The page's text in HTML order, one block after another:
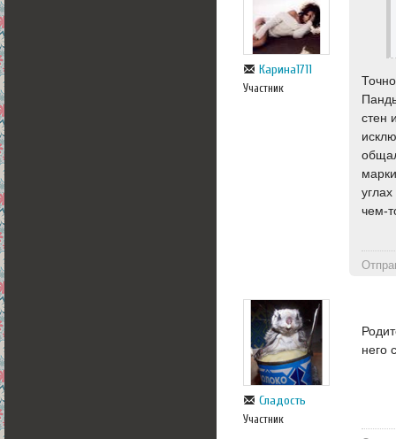
Карина1711
Участник
стен
чем-
Сладость
Участник
него